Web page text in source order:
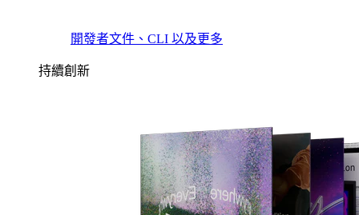
開發者文件、CLI 以及更多
持續創新